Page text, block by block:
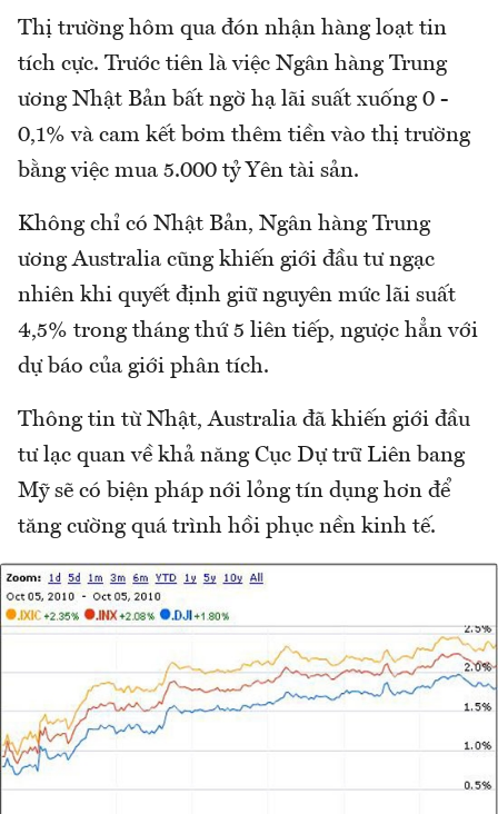
Thị trường hôm qua đón nhận hàng loạt tin
tích cực. Trước tiên là việc Ngân hàng Trung
ương Nhật Bản bất ngờ hạ lãi suất xuống 0 -
0,1% và cam kết bơm thêm tiền vào thị trường
bằng việc mua 5.000 tỷ Yên tài sản.
Không chỉ có Nhật Bản, Ngân hàng Trung
ương Australia cũng khiến giới đầu tư ngạc
nhiên khi quyết định giữ nguyên mức lãi suất
4,5% trong tháng thứ 5 liên tiếp, ngược hẳn với
dự báo của giới phân tích.
Thông tin từ Nhật, Australia đã khiến giới đầu
tư lạc quan về khả năng Cục Dự trữ Liên bang
Mỹ sẽ có biện pháp nới lỏng tín dụng hơn để
tăng cường quá trình hồi phục nền kinh tế.